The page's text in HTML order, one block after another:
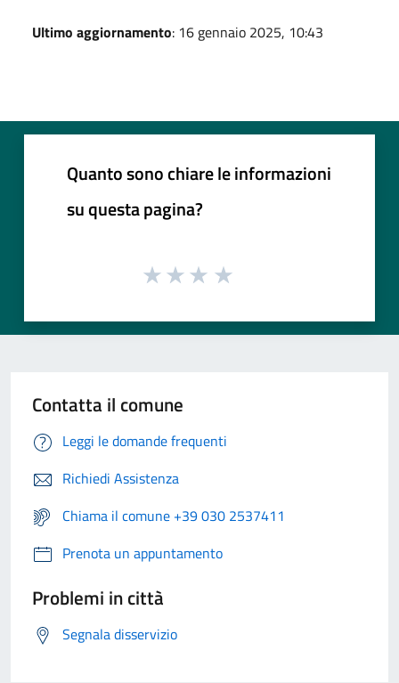
Ultimo aggiornamento: 16 gennaio 2025, 10:43
Quanto sono chiare le informazioni
su questa pagina?
Contatta il comune
Leggi le domande frequenti
Richiedi Assistenza
Chiama il comune +39 030 2537411
Prenota un appuntamento
Problemi in città
Segnala disservizio